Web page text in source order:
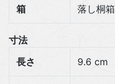
箱 落し桐箱
寸法
長さ
9.6 cm